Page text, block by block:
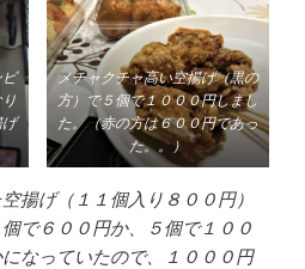
ビ
メチャクチャ高い空揚げ（黒の
方）で５個で１０００円しまし
た。（赤の方は６００円であっ
た。。）
揚げ（１１個入り８００円）
で６００円か、５個で１００
なっていたので、１０００円